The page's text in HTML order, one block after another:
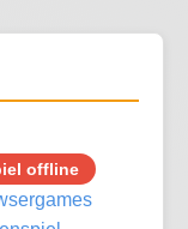
offline